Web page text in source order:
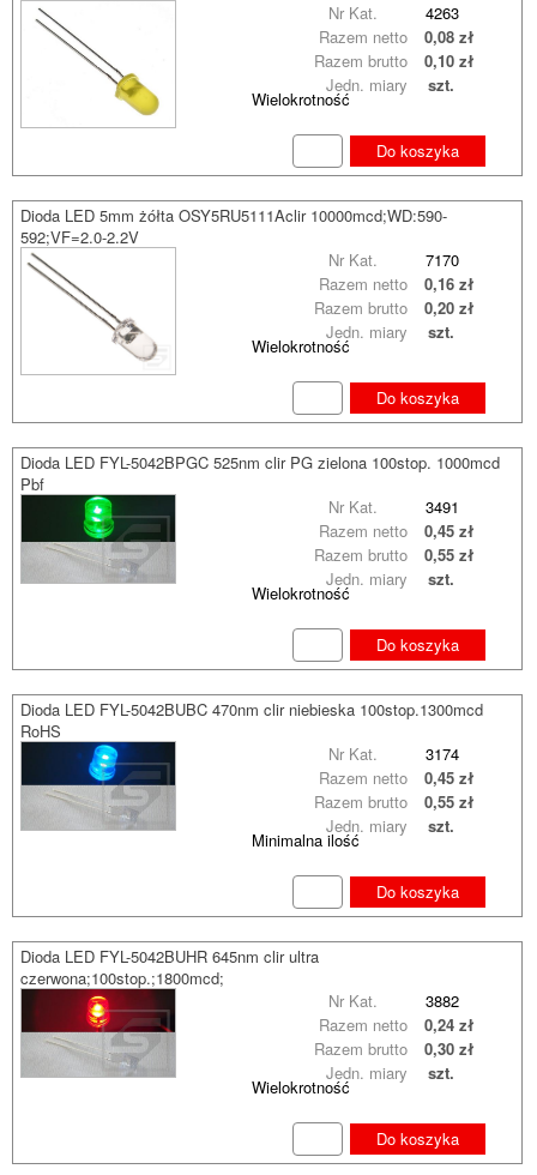
Wielokrotność
Nr Kat. 4263
Razem brutto 0,10 zł
Razem netto 0,08 zł
Jedn. miary szt.
Do koszyka
Dioda LED 5mm żółta OSY5RU5111Aclir 10000mcd;WD:590-
592;VF=2.0-2.2V
Wielokrotność
Nr Kat. 7170
Razem brutto 0,20 zł
Razem netto 0,16 zł
Jedn. miary szt.
Do koszyka
Dioda LED FYL-5042BPGC 525nm clir PG zielona 100stop. 1000mcd
Pbf
Wielokrotność
Nr Kat. 3491
Razem brutto 0,55 zł
Razem netto 0,45 zł
Jedn. miary szt.
Do koszyka
Dioda LED FYL-5042BUBC 470nm clir niebieska 100stop.1300mcd
RoHS
Minimalna ilość
Nr Kat. 3174
Razem brutto 0,55 zł
Razem netto 0,45 zł
Jedn. miary szt.
Do koszyka
Dioda LED FYL-5042BUHR 645nm clir ultra
czerwona;100stop.;1800mcd;
Wielokrotność
Nr Kat. 3882
Razem brutto 0,30 zł
Razem netto 0,24 zł
Jedn. miary szt.
Do koszyka